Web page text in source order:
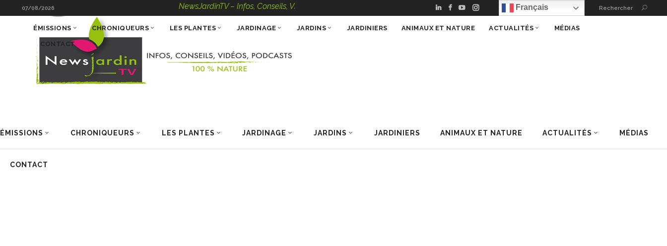
07/08/2026 NewsJardinTV – Infos, Conseils, Vidéos, Podcasts – 100 % Nature Français Rechercher
ÉMISSIONS CHRONIQUEURS LES PLANTES JARDINAGE JARDINS JARDINIERS ANIMAUX ET NATURE ACTUALITÉS MÉDIAS
CONTACT
ÉMISSIONS CHRONIQUEURS LES PLANTES JARDINAGE JARDINS JARDINIERS ANIMAUX ET NATURE ACTUALITÉS MÉDIAS
CONTACT